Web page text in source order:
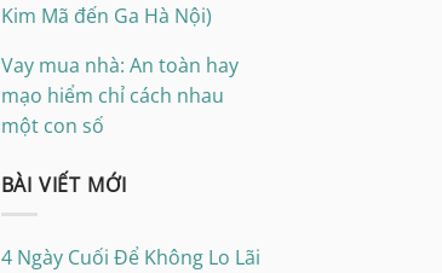
Kim Mã đến Ga Hà Nội)
Vay mua nhà: An toàn hay
mạo hiểm chỉ cách nhau
một con số
BÀI VIẾT MỚI
4 Ngày Cuối Để Không Lo Lãi